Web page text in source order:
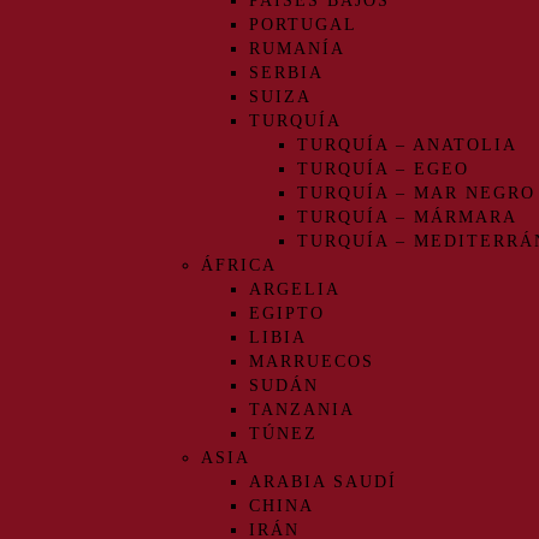
PORTUGAL
RUMANÍA
SERBIA
SUIZA
TURQUÍA
TURQUÍA – ANATOLIA
TURQUÍA – EGEO
TURQUÍA – MAR NEGRO
TURQUÍA – MÁRMARA
TURQUÍA –
ÁFRICA
ARGELIA
EGIPTO
LIBIA
MARRUECOS
SUDÁN
TANZANIA
TÚNEZ
ASIA
ARABIA SAUDÍ
CHINA
IRÁN